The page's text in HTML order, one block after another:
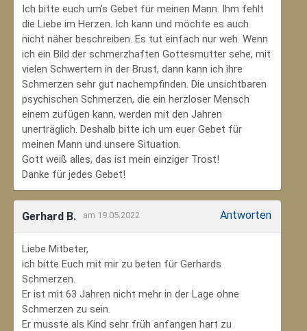
Ich bitte euch um's Gebet für meinen Mann. Ihm fehlt
die Liebe im Herzen. Ich kann und möchte es auch
nicht näher beschreiben. Es tut einfach nur weh. Wenn
ich ein Bild der schmerzhaften Gottesmutter sehe, mit
vielen Schwertern in der Brust, dann kann ich ihre
Schmerzen sehr gut nachempfinden. Die unsichtbaren
psychischen Schmerzen, die ein herzloser Mensch
einem zufügen kann, werden mit den Jahren
unerträglich. Deshalb bitte ich um euer Gebet für
meinen Mann und unsere Situation.
Gott weiß alles, das ist mein einziger Trost!
Danke für jedes Gebet!
Gerhard B. am 19.05.2022 Antworten
Liebe Mitbeter,
ich bitte Euch mit mir zu beten für Gerhards
Schmerzen.
Er ist mit 63 Jahren nicht mehr in der Lage ohne
Schmerzen zu sein.
Er musste als Kind sehr früh anfangen hart zu